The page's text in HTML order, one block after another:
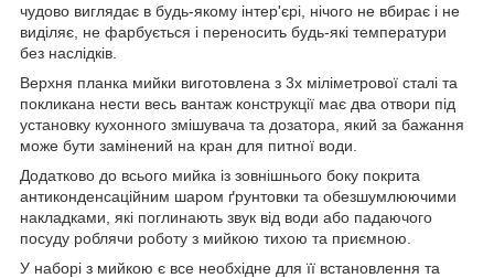
чудово виглядає в будь-якому інтер'єрі, нічого не вбирає і не
виділяє, не фарбується і переносить будь-які температури
без наслідків.
Верхня планка мийки виготовлена з 3х міліметрової сталі та
покликана нести весь вантаж конструкції має два отвори під
установку кухонного змішувача та дозатора, який за бажання
може бути замінений на кран для питної води.
Додатково до всього мийка із зовнішнього боку покрита
антиконденсаційним шаром ґрунтовки та обезшумлюючими
накладками, які поглинають звук від води або падаючого
посуду роблячи роботу з мийкою тихою та приємною.
У наборі з мийкою є все необхідне для її встановлення та